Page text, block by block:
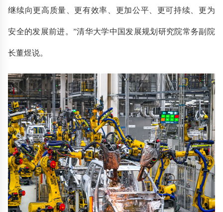
继续向更高质量、更有效率、更加公平、更可持续、更为
安全的发展前进。”清华大学中国发展规划研究院常务副院
长董煜说。